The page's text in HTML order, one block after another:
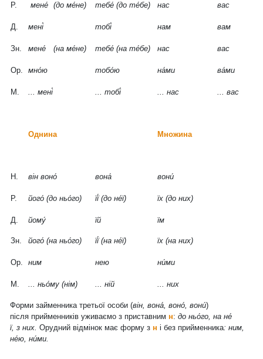
Р.
мене́ (до ме́не) тебе́ (до те́бе) нас вас
Д. мені́ тобі́ нам вам
Зн. мене́ (на ме́не) тебе́ (на те́бе) нас вас
Ор. мно́ю тобо́ю на́ми ва́ми
М. ... мені́ ... тобі́ ... нас ... вас
Однина Множина
Н. він воно́ вона́ вони́
Р. його́ (до ньо́го) її́ (до не́ї) їх (до них)
Д.
Зн.
йому́
його́ (на ньо́го)
їй
її́ (на не́ї)
їм
їх (на них)
Ор. ним нею ни́ми
М. ... ньо́му (нім) ... ній ... них
Форми займенника третьої особи (він, вона́, воно́, вони́)
після прийменників уживаємо з приставним н: до ньо́го, на не́
ї, з них. Орудний відмінок має форму з н і без прийменника: ним,
не́ю, ни́ми.